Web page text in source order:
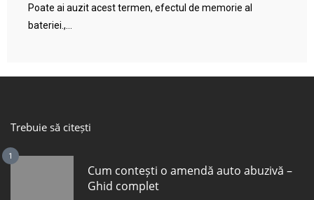
Poate ai auzit acest termen, efectul de memorie al
bateriei.,...
Trebuie să citești
1
Cum contești o amendă auto abuzivă –
Ghid complet